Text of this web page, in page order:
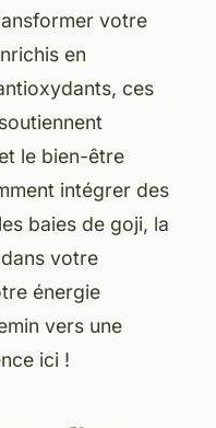
votre
en
ces
le bien-être
intégrer des
baies de goji, la
votre
énergie
vers une
ici !